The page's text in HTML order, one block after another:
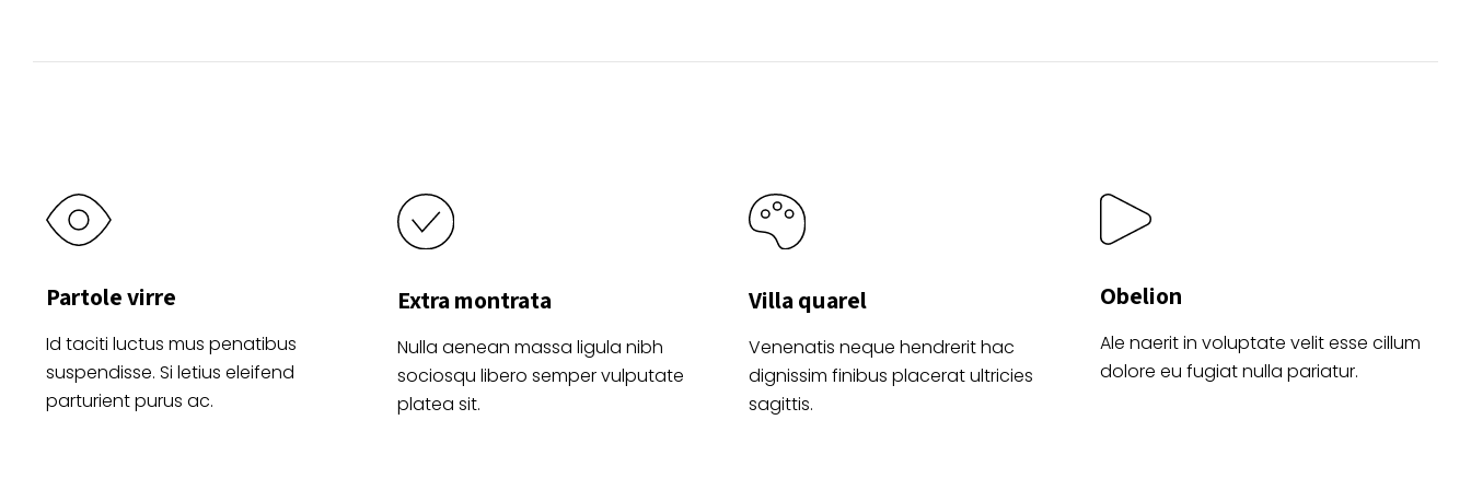
Partole virre
Id taciti luctus mus penatibus
suspendisse. Si letius eleifend
parturient purus ac.
Extra montrata
Nulla aenean massa ligula nibh
sociosqu libero semper vulputate
platea sit.
Villa quarel
Venenatis neque hendrerit hac
dignissim finibus placerat ultricies
sagittis.
Obelion
Ale naerit in voluptate velit esse cillum
dolore eu fugiat nulla pariatur.